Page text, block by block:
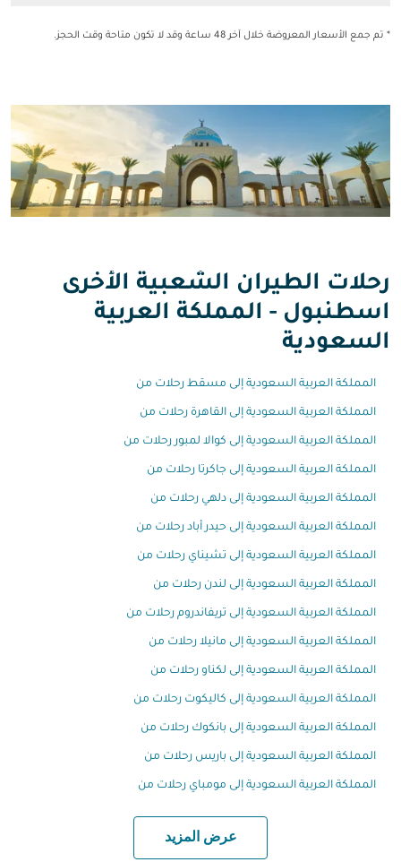
* تم جمع الأسعار المعروضة خلال آخر 48 ساعة وقد لا تكون متاحة وقت الحجز.
رحلات الطيران الشعبية الأخرى
اسطنبول - المملكة العربية
السعودية
المملكة العربية السعودية إلى مسقط رحلات من
المملكة العربية السعودية إلى القاهرة رحلات من
المملكة العربية السعودية إلى كوالا لمبور رحلات من
المملكة العربية السعودية إلى جاكرتا رحلات من
المملكة العربية السعودية إلى دلهي رحلات من
المملكة العربية السعودية إلى حيدر أباد رحلات من
المملكة العربية السعودية إلى تشيناي رحلات من
المملكة العربية السعودية إلى لندن رحلات من
المملكة العربية السعودية إلى تريفاندروم رحلات من
المملكة العربية السعودية إلى مانيلا رحلات من
المملكة العربية السعودية إلى لكناو رحلات من
المملكة العربية السعودية إلى كاليكوت رحلات من
المملكة العربية السعودية إلى بانكوك رحلات من
المملكة العربية السعودية إلى باريس رحلات من
المملكة العربية السعودية إلى مومباي رحلات من
عرض المزيد